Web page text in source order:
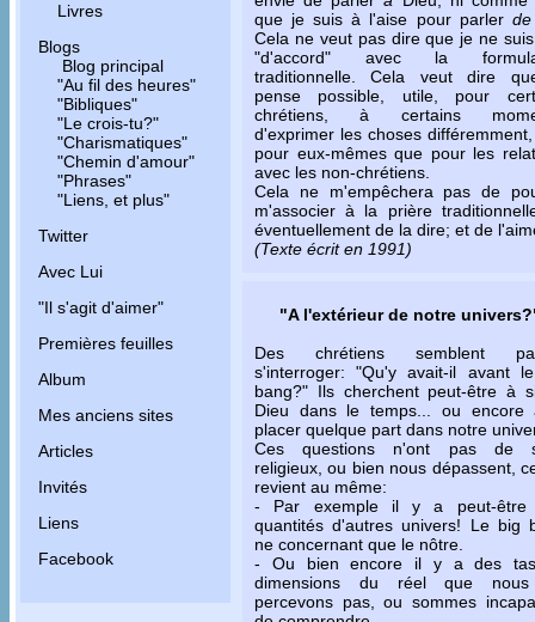
Livres
Blogs
Blog principal
"Au fil des heures"
"Bibliques"
"Le crois-tu?"
"Charismatiques"
"Chemin d'amour"
"Phrases"
"Liens, et plus"
Twitter
Avec Lui
"Il s'agit d'aimer"
Premières feuilles
Album
Mes anciens sites
Articles
Invités
Liens
Facebook
que je suis à l'aise pour parler de
Cela ne veut pas dire que je ne
"d'accord" avec la
traditionnelle. Cela veut dire
pense possible, utile, pour
chrétiens, à certains
d'exprimer les choses
pour eux-mêmes que pour les
avec les non-chrétiens.
Cela ne m'empêchera pas de
m'associer à la prière
éventuellement de la dire; et de
(Texte écrit en 1991)
"A l'extérieur de notre
Des chrétiens semblent
s'interroger: "Qu'y avait-il avant
bang?" Ils cherchent peut-être à
Dieu dans le temps... ou encore
placer quelque part dans notre
Ces questions n'ont pas de
religieux, ou bien nous dépassent,
revient au même:
- Par exemple il y a peut-être
quantités d'autres univers! Le big
ne concernant que le nôtre.
- Ou bien encore il y a des
dimensions du réel que
percevons pas, ou sommes